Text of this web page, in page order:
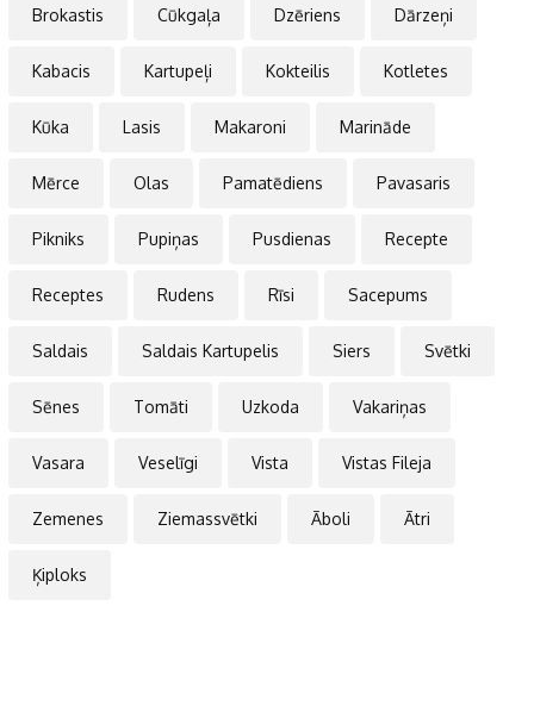
Brokastis Cūkgaļa Dzēriens Dārzeņi
Kabacis Kartupeļi Kokteilis Kotletes
Kūka Lasis Makaroni Marināde
Mērce Olas Pamatēdiens Pavasaris
Pikniks Pupiņas Pusdienas Recepte
Receptes Rudens Rīsi Sacepums
Saldais Saldais Kartupelis Siers Svētki
Sēnes Tomāti Uzkoda Vakariņas
Vasara Veselīgi Vista Vistas Fileja
Zemenes Ziemassvētki Āboli Ātri
Ķiploks